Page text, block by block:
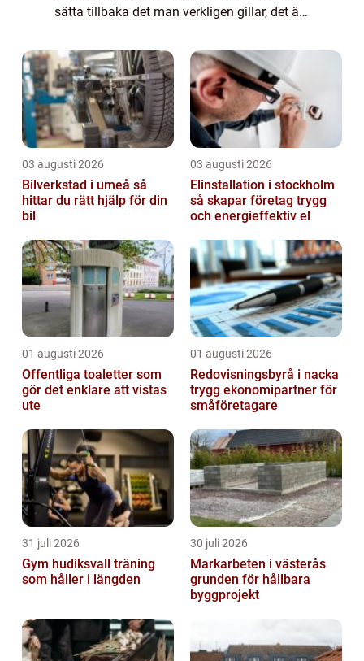
sätta tillbaka det man verkligen gillar, det är
03 augusti 2026
Bilverkstad i umeå så
hittar du rätt hjälp för din
bil
03 augusti 2026
Elinstallation i stockholm
så skapar företag trygg
och energieffektiv el
01 augusti 2026
Offentliga toaletter som
gör det enklare att vistas
ute
01 augusti 2026
Redovisningsbyrå i nacka
trygg ekonomipartner för
småföretagare
31 juli 2026
Gym hudiksvall träning
som håller i längden
30 juli 2026
Markarbeten i västerås
grunden för hållbara
byggprojekt